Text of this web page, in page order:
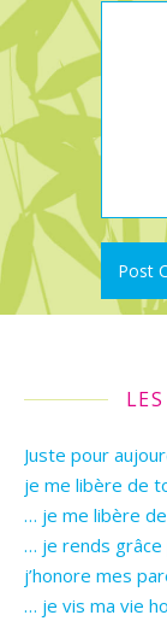
Juste pour
je me libère de
… je me libère
… je rends grâce
j’honore mes
… je vis ma vie